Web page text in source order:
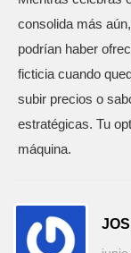
consolida más
podrían haber
ficticia cuando
subir precios o
estratégicas. Tu
máquina.